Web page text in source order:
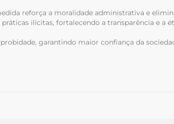
reforça a moralidade administrativa e
ilícitas, fortalecendo a transparência e a
, garantindo maior confiança da